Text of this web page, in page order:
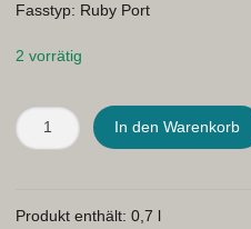
Fasstyp: Ruby Port
2 vorrätig
Kilchoman
Port
Special
In den Warenkorb
Produkt enthält: 0,7 l